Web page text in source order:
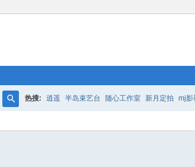
索
热搜: 逍遥 半岛束艺台 随心工作室 新月定拍 mj影